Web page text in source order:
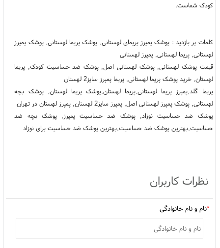
کودک شماست.
کلمات پر بازدید : پوشک پمپرز پریمای لهستانی, پوشک پریما لهستانی, پوشک پمپرز
لهستانی, پریما لهستانی, پمپرز لهستانی
قیمت پوشک لهستانی, پوشک لهستانی اصل, پوشک ضد حساسیت کودک, پریما
لهستان, خرید پوشک پریما لهستانی, پریما پمپرز سایز2 لهستان
پریما گلد,پمپرز پریما لهستانی,پریما لهستان,پوشک پریما لهستان, پوشک بچه
لهستانی, پوشک پمپرز لهستانی اصل, پمپرز سایز2 لهستان, پمپرز لهستان در تهران
پوشک ضد حساسیت نوزاد, پوشک ضد حساسیت پمپرز, پوشک بچه ضد
حساسیت,بهترین پوشک ضد حساسیت,بهترین پوشک ضد حساسیت برای نوزاد
نظرات کاربران
*نام و نام خانوادگی